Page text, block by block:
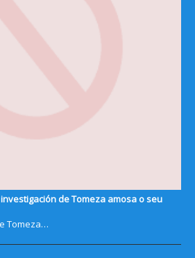
de Tomeza amosa o seu
Tomeza…